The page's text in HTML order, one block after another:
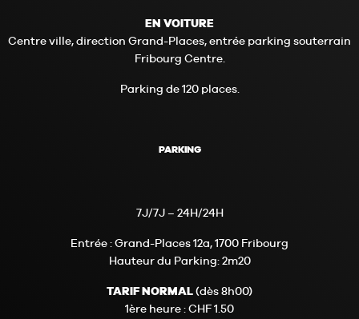
EN VOITURE
Centre ville, direction Grand-Places, entrée parking souterrain
Fribourg Centre.
Parking de 120 places.
PARKING
7J/7J – 24H/24H
Entrée : Grand-Places 12a, 1700 Fribourg
Hauteur du Parking: 2m20
TARIF NORMAL(dès 8h00)
1ère heure : CHF 1.50